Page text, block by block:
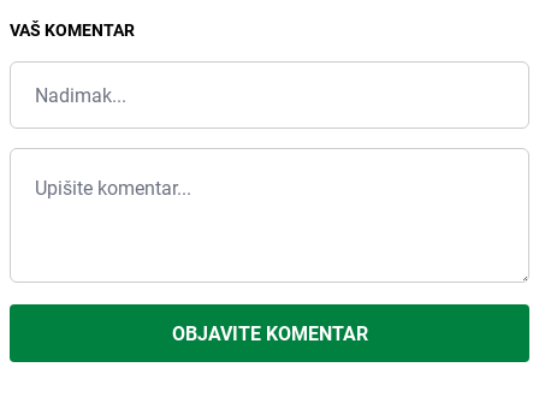
VAŠ KOMENTAR
OBJAVITE KOMENTAR